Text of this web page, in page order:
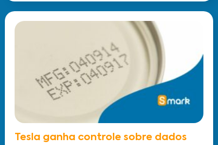
Tesla ganha controle sobre dados